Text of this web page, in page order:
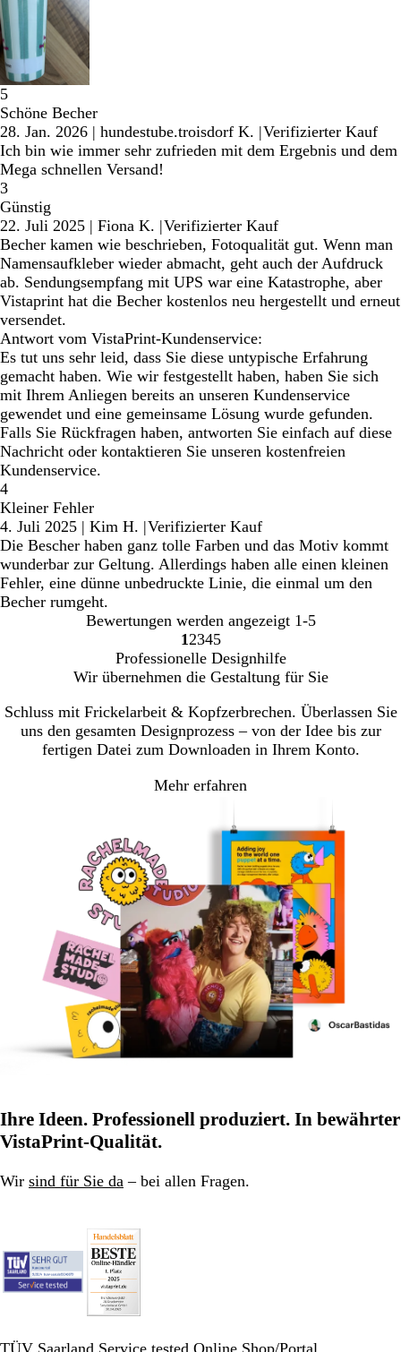
5
Schöne Becher
28. Jan. 2026 | hundestube.troisdorf K. |Verifizierter Kauf
Ich bin wie immer sehr zufrieden mit dem Ergebnis und dem
Mega schnellen Versand!
3
Günstig
22. Juli 2025 | Fiona K. |Verifizierter Kauf
Becher kamen wie beschrieben, Fotoqualität gut. Wenn man
Namensaufkleber wieder abmacht, geht auch der Aufdruck
ab. Sendungsempfang mit UPS war eine Katastrophe, aber
Vistaprint hat die Becher kostenlos neu hergestellt und erneut
versendet.
Antwort vom VistaPrint-Kundenservice:
Es tut uns sehr leid, dass Sie diese untypische Erfahrung
gemacht haben. Wie wir festgestellt haben, haben Sie sich
mit Ihrem Anliegen bereits an unseren Kundenservice
gewendet und eine gemeinsame Lösung wurde gefunden.
Falls Sie Rückfragen haben, antworten Sie einfach auf diese
Nachricht oder kontaktieren Sie unseren kostenfreien
Kundenservice.
4
Kleiner Fehler
4. Juli 2025 | Kim H. |Verifizierter Kauf
Die Bescher haben ganz tolle Farben und das Motiv kommt
wunderbar zur Geltung. Allerdings haben alle einen kleinen
Fehler, eine dünne unbedruckte Linie, die einmal um den
Becher rumgeht.
Bewertungen werden angezeigt 1-5
Gehe
zu
Seite
1 Gehe
zu
Seite
2Gehe
zu
Seite
3Gehe
zu
Seite
4Gehe
zu
Seite
5
Professionelle Designhilfe
Wir übernehmen die Gestaltung für Sie
Schluss mit Frickelarbeit & Kopfzerbrechen. Überlassen Sie
uns den gesamten Designprozess – von der Idee bis zur
fertigen Datei zum Downloaden in Ihrem Konto.
Mehr erfahren
Ihre Ideen. Professionell produziert. In bewährter
VistaPrint-Qualität.
Wir sind für Sie da – bei allen Fragen.
TÜV Saarland Service tested Online Shop/Portal